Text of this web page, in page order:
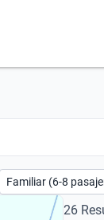
Familiar (6-8
26